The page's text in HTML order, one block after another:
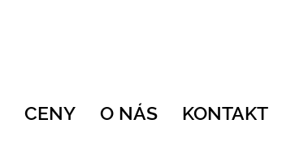
CENY O NÁS KONTAKT